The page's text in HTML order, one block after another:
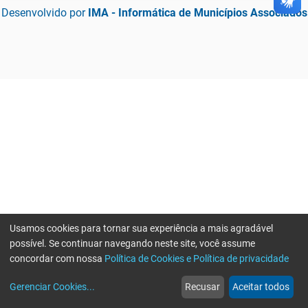
Desenvolvido por IMA - Informática de Municípios Associados
web
Notícias
more_horiz
Mais
Usamos cookies para tornar sua experiência a mais agradável
possível. Se continuar navegando neste site, você assume
concordar com nossa Política de Cookies e Política de privacidade
Gerenciar Cookies... Recusar Aceitar todos